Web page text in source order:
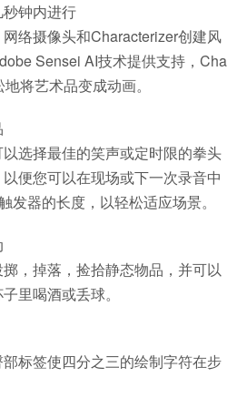
钟内进行
络摄像头和Characterizer创建风
Sensei AI技术提供支持，Cha
将艺术品变成动画。
选择最佳的笑声或定时限的拳头
便您可以在现场或下一次录音中
发器的长度，以轻松适应场景。
，掉落，捡拾静态物品，并可以
里喝酒或丢球。
标签使四分之三的绘制字符在步